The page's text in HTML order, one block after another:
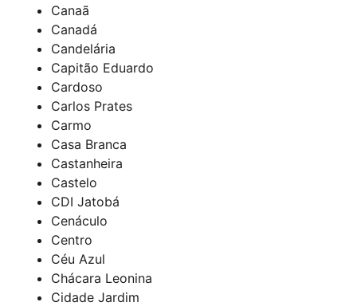
Canaã
Canadá
Candelária
Capitão Eduardo
Cardoso
Carlos Prates
Carmo
Casa Branca
Castanheira
Castelo
CDI Jatobá
Cenáculo
Centro
Céu Azul
Chácara Leonina
Cidade Jardim